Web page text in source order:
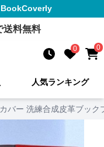
BookCoverly
送料無料
0 0
人気ランキング
バー 洗練合成皮革ブック